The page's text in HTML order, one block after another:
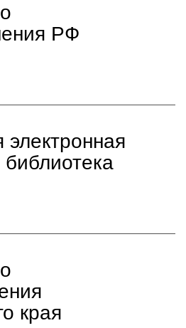
РФ
края